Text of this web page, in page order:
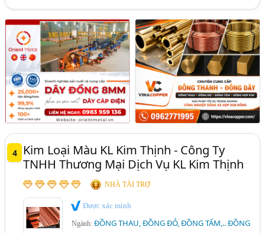
4
Kim Loại Màu KL Kim Thịnh - Công Ty
TNHH Thương Mại Dịch Vụ KL Kim Thịnh
NHÀ TÀI TRỢ
Được xác minh
Ngành:ĐỒNG THAU, ĐỒNG ĐỎ, ĐỒNG TẤM,.. ĐỒNG